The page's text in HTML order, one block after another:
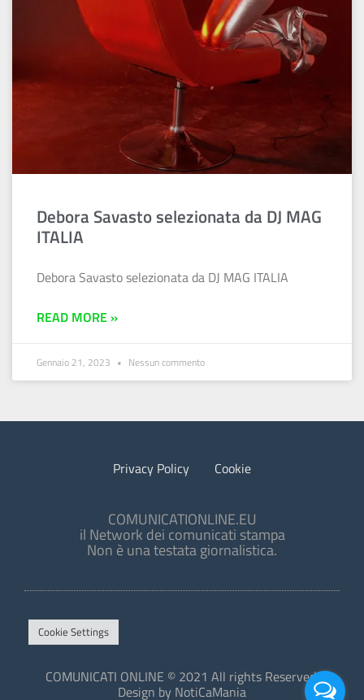
Debora Savasto selezionata da DJ MAG
ITALIA
Debora Savasto selezionata da DJ MAG ITALIA
READ MORE »
Gennaio 21, 2023 Nessun commento
Privacy Policy Cookie
COMUNICATIONLINE.EU
il Network dei comunicati stampa
Non è una testata giornalistica.
Cookie Settings
COMUNICATI ONLINE © 2021 All rights Reserved.
Design by NotiCaMania